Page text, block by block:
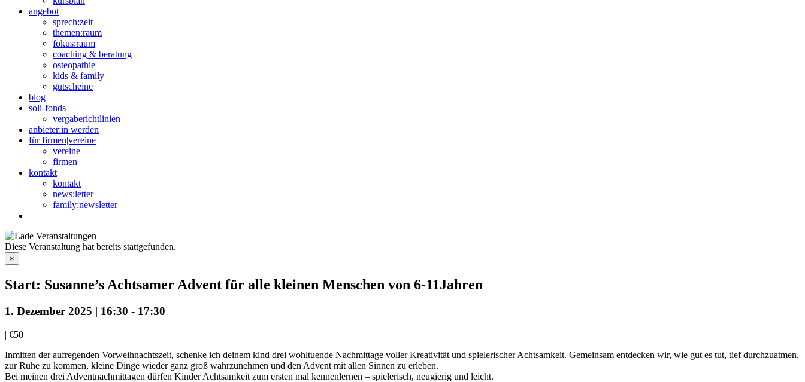
angebot
sprech:zeit
themen:raum
fokus:raum
coaching & beratung
osteopathie
kids & family
gutscheine
blog
soli-fonds
vergaberichtlinien
anbieter:in werden
für firmen|vereine
vereine
firmen
kontakt
kontakt
news:letter
family:newsletter
Diese Veranstaltung hat bereits stattgefunden.
×
Start: Susanne’s Achtsamer Advent für alle kleinen Menschen von 6-11Jahren
1. Dezember 2025 | 16:30 - 17:30
| €50
Inmitten der aufregenden Vorweihnachtszeit, schenke ich deinem kind drei wohltuende Nachmittage voller Kreativität und spielerischer Achtsamkeit. Gemeinsam entdecken wir, wie gut es tut, tief durchzuatmen,
zur Ruhe zu kommen, kleine Dinge wieder ganz groß wahrzunehmen und den Advent mit allen Sinnen zu erleben.
Bei meinen drei Adventnachmittagen dürfen Kinder Achtsamkeit zum ersten mal kennenlernen – spielerisch, neugierig und leicht.